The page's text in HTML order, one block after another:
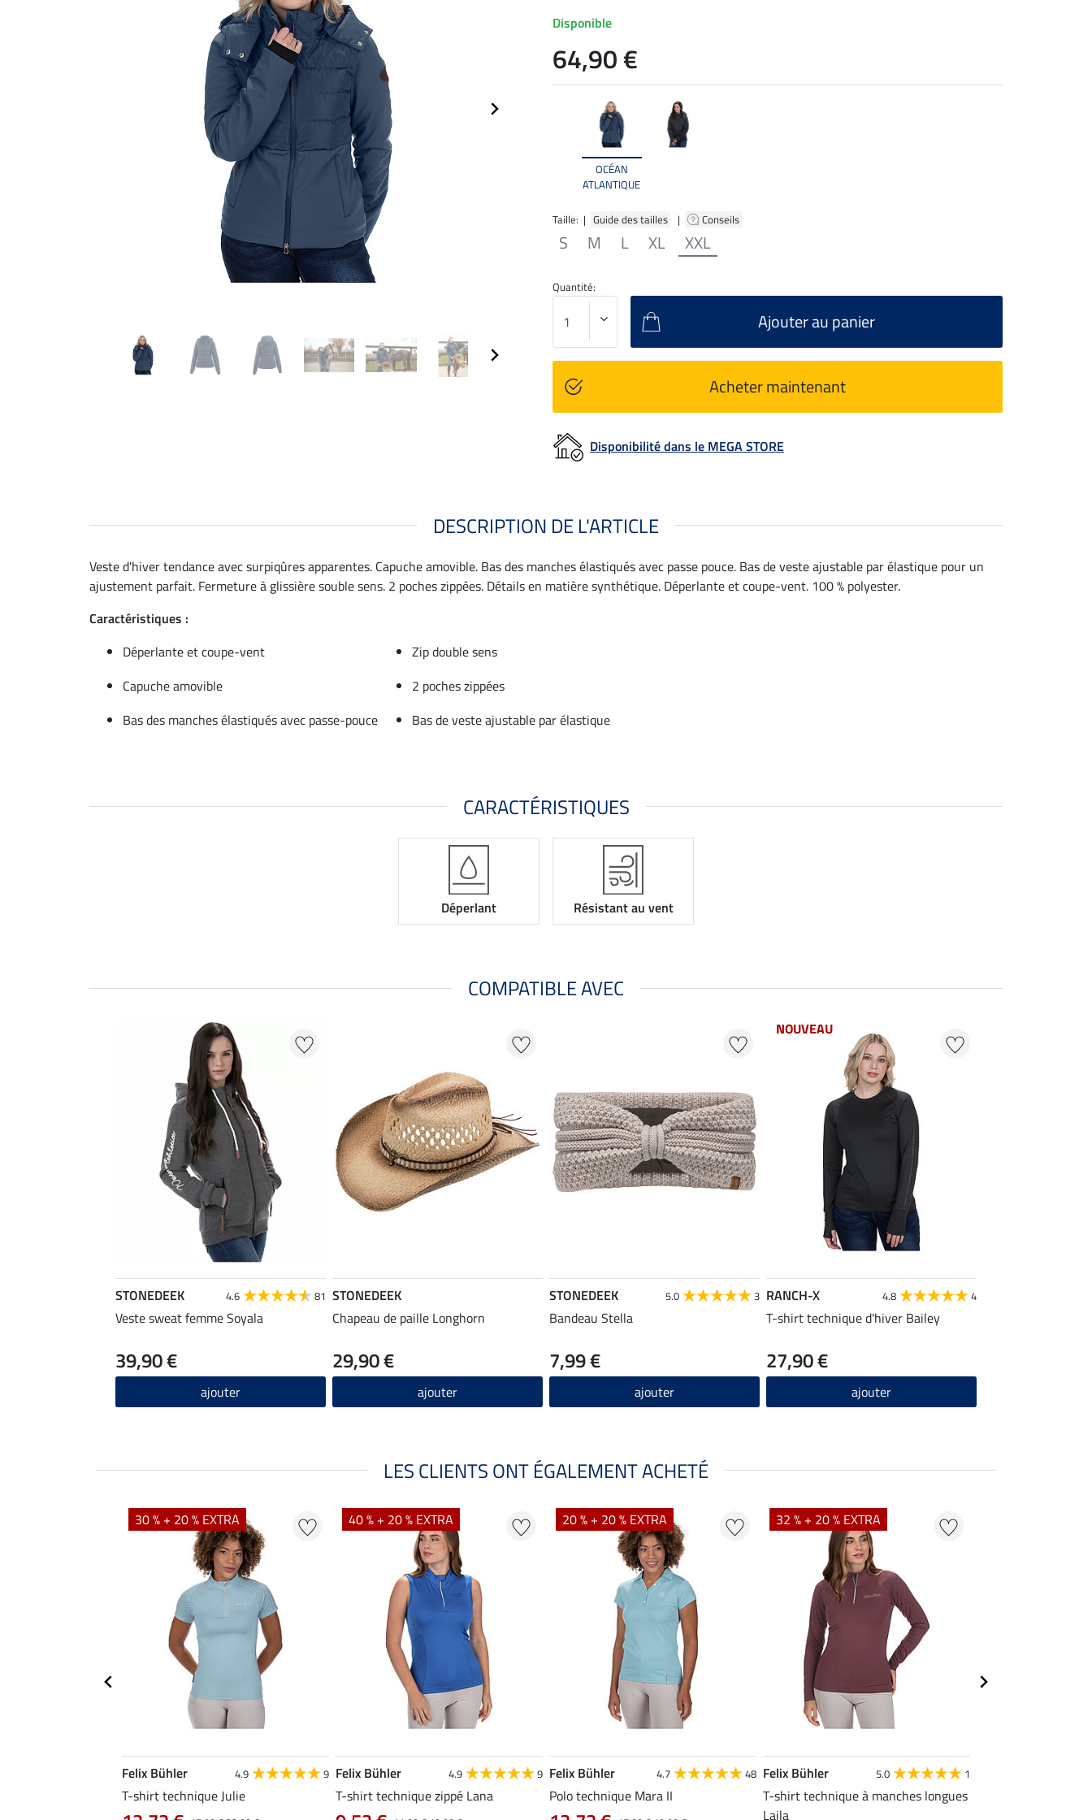
OCÉAN
ATLANTIQUE
Taille: | Guide des tailles | Conseils
S M L XL XXL
Disponible
64,90 €
Quantité:
Ajouter au panier
Acheter maintenant
Disponibilité dans le MEGA STORE
DESCRIPTION DE L'ARTICLE
Veste d'hiver tendance avec surpiqûres apparentes. Capuche amovible. Bas des manches élastiqués avec passe pouce. Bas de veste ajustable par élastique pour un
ajustement parfait. Fermeture à glissière souble sens. 2 poches zippées. Détails en matière synthétique. Déperlante et coupe-vent. 100 % polyester.
Caractéristiques :
Déperlante et coupe-vent
Zip double sens
Capuche amovible
2 poches zippées
Bas des manches élastiqués avec passe-pouce
Bas de veste ajustable par élastique
CARACTÉRISTIQUES
Déperlant Résistant au vent
COMPATIBLE AVEC
STONEDEEK 4.6 81
Veste sweat femme Soyala
39,90 €
ajouter
STONEDEEK
Chapeau de paille Longhorn
29,90 €
ajouter
STONEDEEK 5.0 3
Bandeau Stella
7,99 €
ajouter
NOUVEAU
RANCH-X 4.8 4
T-shirt technique d'hiver Bailey
27,90 €
ajouter
LES CLIENTS ONT ÉGALEMENT ACHETÉ
30 % + 20 % EXTRA
Felix Bühler 4.9 9
T-shirt technique Julie
40 % + 20 % EXTRA
Felix Bühler 4.9 9
T-shirt technique zippé Lana
20 % + 20 % EXTRA
Felix Bühler 4.7 48
Polo technique Mara II
32 % + 20 % EXTRA
Felix Bühler 5.0 1
T-shirt technique à manches longues
Laila